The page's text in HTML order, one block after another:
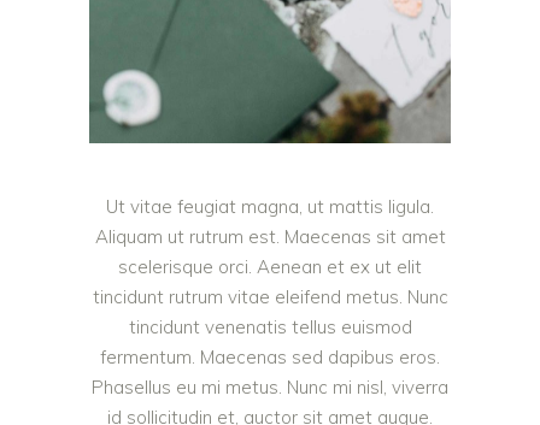
Ut vitae feugiat magna, ut mattis ligula.
Aliquam ut rutrum est. Maecenas sit amet
scelerisque orci. Aenean et ex ut elit
tincidunt rutrum vitae eleifend metus. Nunc
tincidunt venenatis tellus euismod
fermentum. Maecenas sed dapibus eros.
Phasellus eu mi metus. Nunc mi nisl, viverra
id sollicitudin et, auctor sit amet augue.